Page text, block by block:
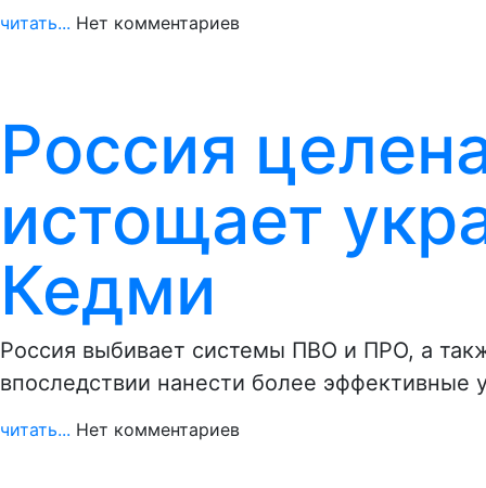
читать... Нет комментариев
Россия
истощает
Кедми
Россия выбивает системы ПВО и ПРО, а
впоследствии нанести более эффективные
читать... Нет комментариев